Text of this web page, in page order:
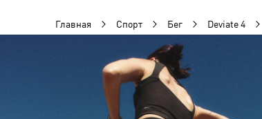
Главная Спорт Бег Deviate 4